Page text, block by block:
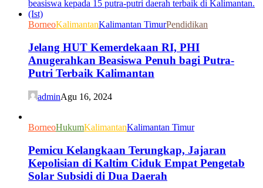
BorneoKalimantanKalimantan TimurPendidikan
Jelang HUT Kemerdekaan RI, PHI
Anugerahkan Beasiswa Penuh bagi Putra-
Putri Terbaik Kalimantan
adminAgu 16, 2024
BorneoHukumKalimantanKalimantan Timur
Pemicu Kelangkaan Terungkap, Jajaran
Kepolisian di Kaltim Ciduk Empat Pengetab
Solar Subsidi di Dua Daerah